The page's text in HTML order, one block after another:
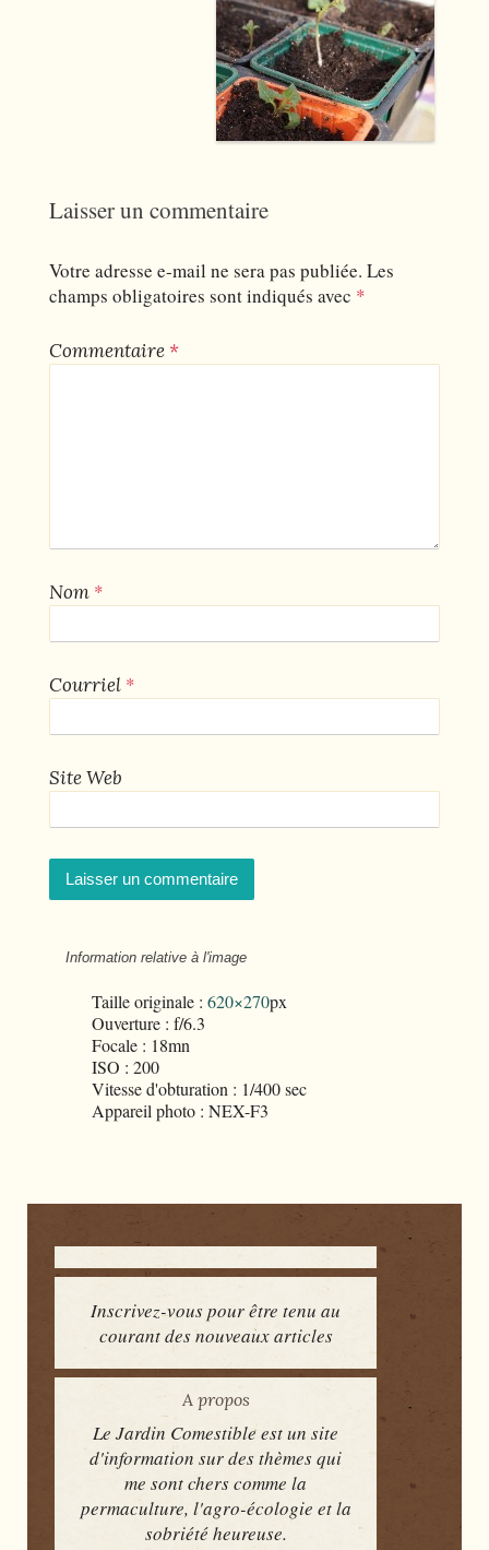
Laisser un commentaire
Votre adresse e-mail ne sera pas publiée. Les
champs obligatoires sont indiqués avec *
Commentaire *
Nom *
Courriel *
Site Web
Information relative à l'image
Taille originale : 620×270px
Ouverture : f/6.3
Focale : 18mn
ISO : 200
Vitesse d'obturation : 1/400 sec
Appareil photo : NEX-F3
Inscrivez-vous pour être tenu au
courant des nouveaux articles
A propos
Le Jardin Comestible est un site
d'information sur des thèmes qui
me sont chers comme la
permaculture, l'agro-écologie et la
sobriété heureuse.